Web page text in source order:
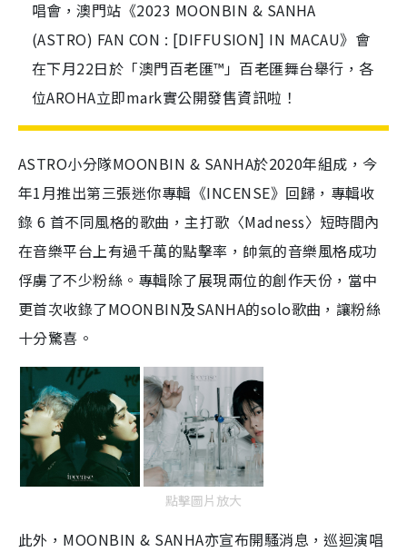
唱會，澳門站《2023 MOONBIN & SANHA
(ASTRO) FAN CON : [DIFFUSION] IN MACAU》會
在下月22日於「澳門百老匯™」百老匯舞台舉行，各
位AROHA立即mark實公開發售資訊啦！
ASTRO小分隊MOONBIN & SANHA於2020年組成，今
年1月推出第三張迷你專輯《INCENSE》回歸，專輯收
錄 6 首不同風格的歌曲，主打歌〈Madness〉短時間內
在音樂平台上有過千萬的點擊率，帥氣的音樂風格成功
俘虜了不少粉絲。專輯除了展現兩位的創作天份，當中
更首次收錄了MOONBIN及SANHA的solo歌曲，讓粉絲
十分驚喜。
點擊圖片放大
此外，MOONBIN & SANHA亦宣布開騷消息，巡迴演唱